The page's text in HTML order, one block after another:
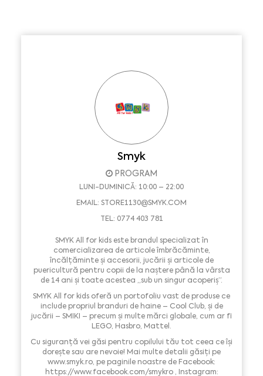
Smyk
PROGRAM
LUNI-DUMINICĂ: 10:00 – 22:00
EMAIL: STORE1130@SMYK.COM
TEL: 0774 403 781
SMYK All for kids este brandul specializat în
comercializarea de articole îmbrăcăminte,
încălțăminte și accesorii, jucării și articole de
puericultură pentru copii de la naștere până la vârsta
de 14 ani și toate acestea „sub un singur acoperiș”.
SMYK All for kids oferă un portofoliu vast de produse ce
include propriul branduri de haine – Cool Club, și de
jucării – SMIKI – precum și multe mărci globale, cum ar fi
LEGO, Hasbro, Mattel.
Cu siguranță vei găsi pentru copilului tău tot ceea ce îşi
doreşte sau are nevoie! Mai multe detalii găsiți pe
www.smyk.ro, pe paginile noastre de Facebook:
https://www.facebook.com/smykro , Instagram: